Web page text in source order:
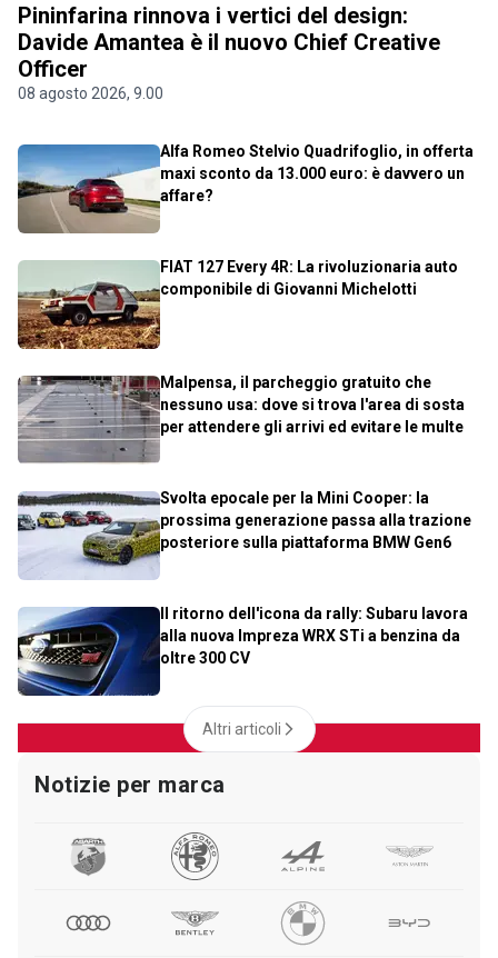
Pininfarina rinnova i vertici del design:
Davide Amantea è il nuovo Chief Creative
Officer
08 agosto 2026, 9.00
Alfa Romeo Stelvio Quadrifoglio, in offerta
maxi sconto da 13.000 euro: è davvero un
affare?
FIAT 127 Every 4R: La rivoluzionaria auto
componibile di Giovanni Michelotti
Malpensa, il parcheggio gratuito che
nessuno usa: dove si trova l'area di sosta
per attendere gli arrivi ed evitare le multe
Svolta epocale per la Mini Cooper: la
prossima generazione passa alla trazione
posteriore sulla piattaforma BMW Gen6
Il ritorno dell'icona da rally: Subaru lavora
alla nuova Impreza WRX STi a benzina da
oltre 300 CV
Altri articoli
Notizie per marca